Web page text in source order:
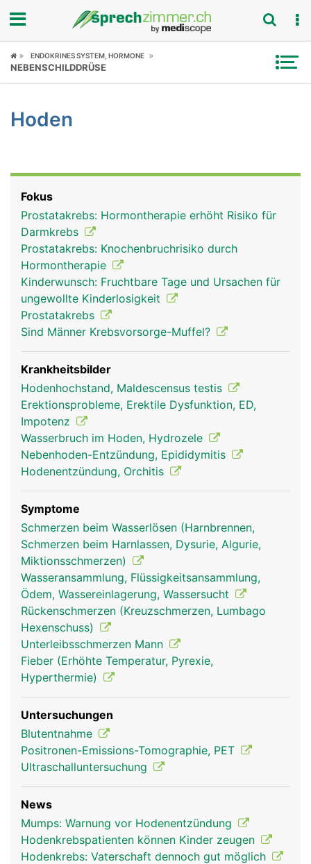
Fokus
Symptome
News
Ratgeber
Rubriken
ENDOKRINES SYSTEM, HORMONE
NEBENSCHILDDRÜSE
Hoden
Fokus
Prostatakrebs: Hormontherapie erhöht Risiko für
Darmkrebs
Prostatakrebs: Knochenbruchrisiko durch
Hormontherapie
Kinderwunsch: Fruchtbare Tage und Ursachen für
ungewollte Kinderlosigkeit
Prostatakrebs
Sind Männer Krebsvorsorge-Muffel?
Krankheitsbilder
Hodenhochstand, Maldescensus testis
Erektionsprobleme, Erektile Dysfunktion, ED,
Impotenz
Wasserbruch im Hoden, Hydrozele
Nebenhoden-Entzündung, Epididymitis
Hodenentzündung, Orchitis
Symptome
Schmerzen beim Wasserlösen (Harnbrennen,
Schmerzen beim Harnlassen, Dysurie, Algurie,
Miktionsschmerzen)
Wasseransammlung, Flüssigkeitsansammlung,
Ödem, Wassereinlagerung, Wassersucht
Rückenschmerzen (Kreuzschmerzen, Lumbago
Hexenschuss)
Unterleibsschmerzen Mann
Fieber (Erhöhte Temperatur, Pyrexie,
Hyperthermie)
Untersuchungen
Blutentnahme
Positronen-Emissions-Tomographie, PET
Ultraschalluntersuchung
News
Mumps: Warnung vor Hodenentzündung
Hodenkrebspatienten können Kinder zeugen
Hodenkrebs: Vaterschaft dennoch gut möglich